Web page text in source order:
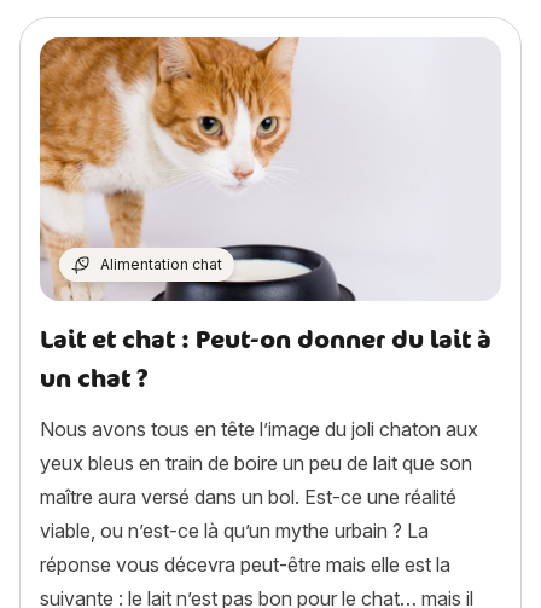
Alimentation chat
Lait et chat : Peut-on donner du lait à
un chat ?
Nous avons tous en tête l’image du joli chaton aux
yeux bleus en train de boire un peu de lait que son
maître aura versé dans un bol. Est-ce une réalité
viable, ou n’est-ce là qu’un mythe urbain ? La
réponse vous décevra peut-être mais elle est la
suivante : le lait n’est pas bon pour le chat… mais il